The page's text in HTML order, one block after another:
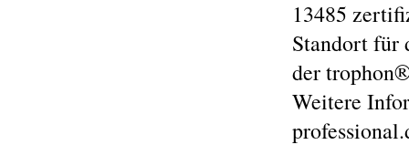
13485
Standort für
der
Weitere